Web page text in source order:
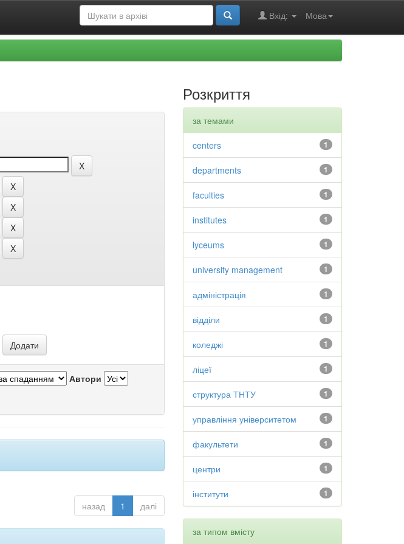
Мова
Вхід:
Автори
назад 1 далі
Розкриття
за темами
1
centers
1
departments
1
faculties
1
institutes
1
lyceums
1
university management
1
адміністрація
1
відділи
1
коледжі
1
ліцеї
1
структура ТНТУ
1
управління університетом
1
факультети
1
центри
1
інститути
за типом вмісту